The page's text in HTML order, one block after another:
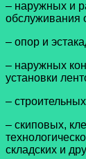
– наружных и
обслуживания
– опор и
– наружных
установки
–
– скиповых,
складских и